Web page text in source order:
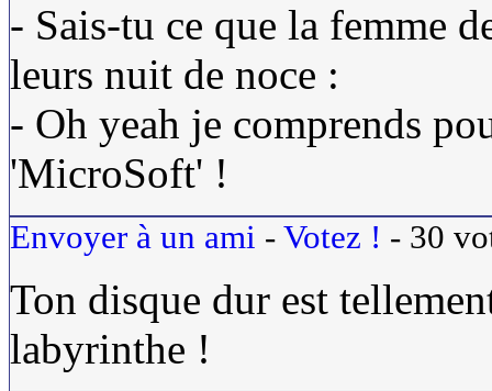
- Sais-tu ce que la femme
leurs nuit de noce :
- Oh yeah je comprends
'MicroSoft' !
Envoyer à un ami - Votez ! - 30
Ton disque dur est
labyrinthe !